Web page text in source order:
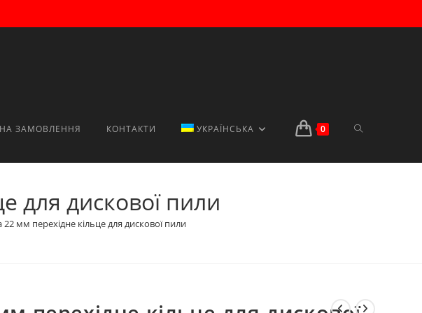
ЗАМОВЛЕННЯ КОНТАКТИ УКРАЇНСЬКА 0 ПЕРЕМКНУТИ
для дискової пили
22 мм перехідне кільце для дискової пили